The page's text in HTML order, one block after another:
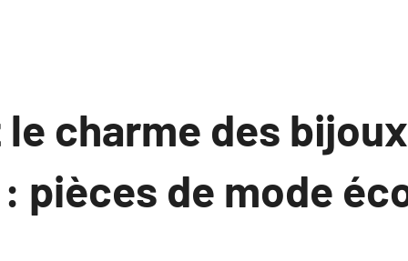
charme des bijoux
pièces de mode